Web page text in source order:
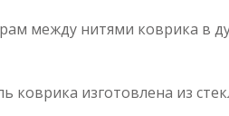
между нитями коврика в
коврика изготовлена из